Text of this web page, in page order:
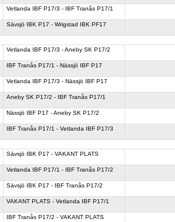
Vetlanda IBF P17/3 - IBF Tranås P17/1
Sävsjö IBK P17 - Wrigstad IBK PF17
Vetlanda IBF P17/3 - Aneby SK P17/2
IBF Tranås P17/1 - Nässjö IBF P17
Vetlanda IBF P17/3 - Nässjö IBF P17
Aneby SK P17/2 - IBF Tranås P17/1
Nässjö IBF P17 - Aneby SK P17/2
IBF Tranås P17/1 - Vetlanda IBF P17/3
Sävsjö IBK P17 - VAKANT PLATS
Vetlanda IBF P17/1 - IBF Tranås P17/2
Sävsjö IBK P17 - IBF Tranås P17/2
VAKANT PLATS - Vetlanda IBF P17/1
IBF Tranås P17/2 - VAKANT PLATS